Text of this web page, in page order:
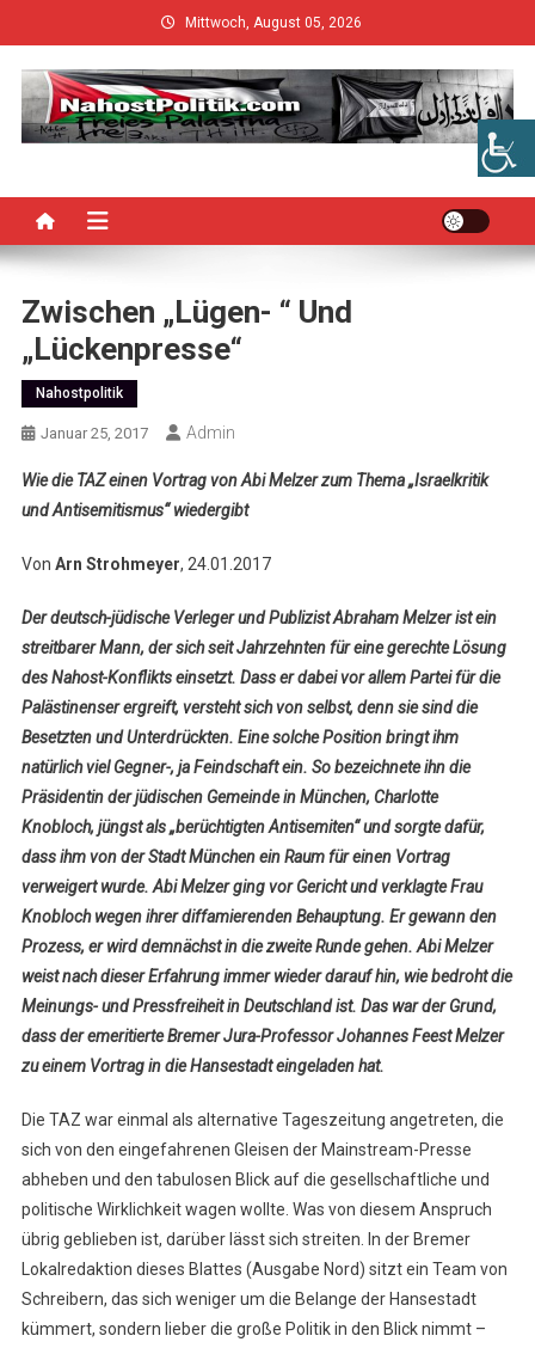
to
content
Mittwoch, August 05, 2026
Zwischen „Lügen- “ Und
„Lückenpresse“
Nahostpolitik
Januar 25, 2017 Admin
Wie die TAZ einen Vortrag von Abi Melzer zum Thema „Israelkritik
und Antisemitismus“ wiedergibt
Von Arn Strohmeyer, 24.01.2017
Der deutsch-jüdische Verleger und Publizist Abraham Melzer ist ein
streitbarer Mann, der sich seit Jahrzehnten für eine gerechte Lösung
des Nahost-Konflikts einsetzt. Dass er dabei vor allem Partei für die
Palästinenser ergreift, versteht sich von selbst, denn sie sind die
Besetzten und Unterdrückten. Eine solche Position bringt ihm
natürlich viel Gegner-, ja Feindschaft ein. So bezeichnete ihn die
Präsidentin der jüdischen Gemeinde in München, Charlotte
Knobloch, jüngst als „berüchtigten Antisemiten“ und sorgte dafür,
dass ihm von der Stadt München ein Raum für einen Vortrag
verweigert wurde. Abi Melzer ging vor Gericht und verklagte Frau
Knobloch wegen ihrer diffamierenden Behauptung. Er gewann den
Prozess, er wird demnächst in die zweite Runde gehen. Abi Melzer
weist nach dieser Erfahrung immer wieder darauf hin, wie bedroht die
Meinungs- und Pressfreiheit in Deutschland ist. Das war der Grund,
dass der emeritierte Bremer Jura-Professor Johannes Feest Melzer
zu einem Vortrag in die Hansestadt eingeladen hat.
Die TAZ war einmal als alternative Tageszeitung angetreten, die
sich von den eingefahrenen Gleisen der Mainstream-Presse
abheben und den tabulosen Blick auf die gesellschaftliche und
politische Wirklichkeit wagen wollte. Was von diesem Anspruch
übrig geblieben ist, darüber lässt sich streiten. In der Bremer
Lokalredaktion dieses Blattes (Ausgabe Nord) sitzt ein Team von
Schreibern, das sich weniger um die Belange der Hansestadt
kümmert, sondern lieber die große Politik in den Blick nimmt –